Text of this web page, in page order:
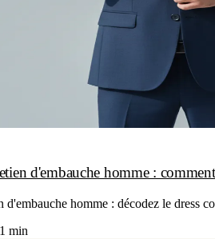
d'embauche homme :
d'embauche homme : décodez le dress
min